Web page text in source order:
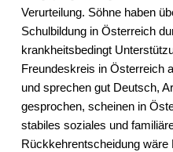
Verurteilung. Söhne haben
Schulbildung in Österreich
krankheitsbedingt
Freundeskreis in Österreich
und sprechen gut Deutsch,
gesprochen, scheinen in
stabiles soziales und
Rückkehrentscheidung wäre